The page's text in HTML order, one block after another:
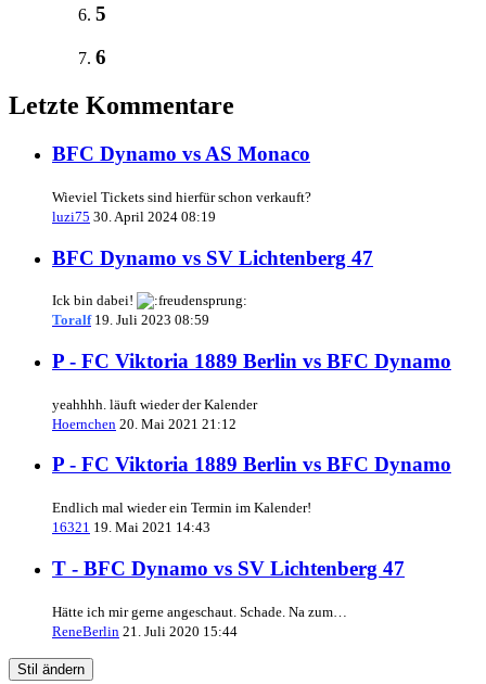
5
6
Letzte Kommentare
BFC Dynamo vs AS Monaco
Wieviel Tickets sind hierfür schon verkauft?
luzi75 30. April 2024 08:19
BFC Dynamo vs SV Lichtenberg 47
Ick bin dabei!
Toralf 19. Juli 2023 08:59
P - FC Viktoria 1889 Berlin vs BFC Dynamo
yeahhhh. läuft wieder der Kalender
Hoernchen 20. Mai 2021 21:12
P - FC Viktoria 1889 Berlin vs BFC Dynamo
Endlich mal wieder ein Termin im Kalender!
16321 19. Mai 2021 14:43
T - BFC Dynamo vs SV Lichtenberg 47
Hätte ich mir gerne angeschaut. Schade. Na zum…
ReneBerlin 21. Juli 2020 15:44
Stil ändern